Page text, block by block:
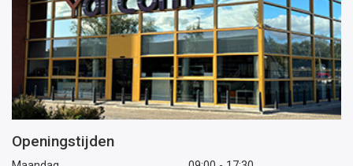
Openingstijden